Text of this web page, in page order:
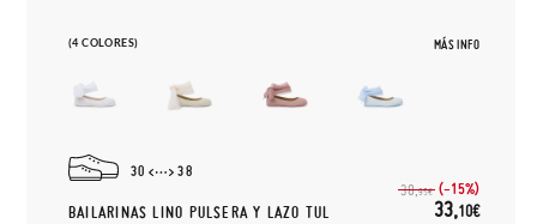
(4 COLORES) MÁS INFO
30 38
BAILARINAS LINO PULSERA Y LAZO TUL
38,95€ (-15%)
33,10€